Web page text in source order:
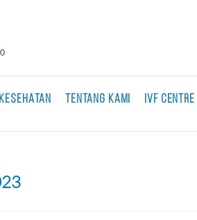
TENTANG KAMI IVF CENTRE